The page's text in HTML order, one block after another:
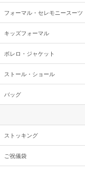
フォーマル・ セレモニースーツ
キッズフォーマル
ボレロ・ジャケット
ストール・ショール
バッグ
ストッキング
ご祝儀袋